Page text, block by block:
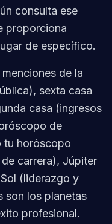
consulta ese
proporciona
de específico.
de la
sexta casa
casa (ingresos
de
tu horóscopo
carrera), Júpiter
(liderazgo y
son los planetas
profesional.